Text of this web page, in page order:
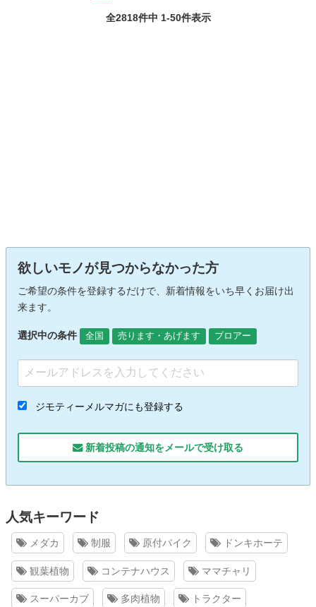
全2818件中 1-50件表示
欲しいモノが見つからなかった方
ご希望の条件を登録するだけで、新着情報をいち早くお届け出
来ます。
選択中の条件 全国 売ります・あげます ブロアー
ジモティーメルマガにも登録する
新着投稿の通知をメールで受け取る
人気キーワード
メダカ 制服 原付バイク ドンキホーテ
観葉植物 コンテナハウス ママチャリ
スーパーカブ 多肉植物 トラクター